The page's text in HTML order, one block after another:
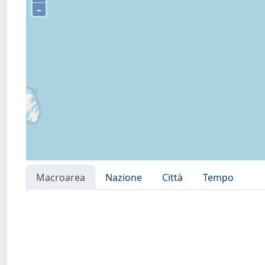
–
Macroarea Nazione Città Tempo